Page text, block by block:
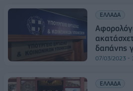
ΕΛΛΑΔΑ
δαπάνης
07/03/2023 -
ΕΛΛΑΔΑ